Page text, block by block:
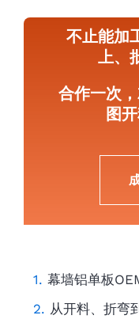
不止能加
上、
合作一次
图
幕墙铝单板
从开料、折弯到